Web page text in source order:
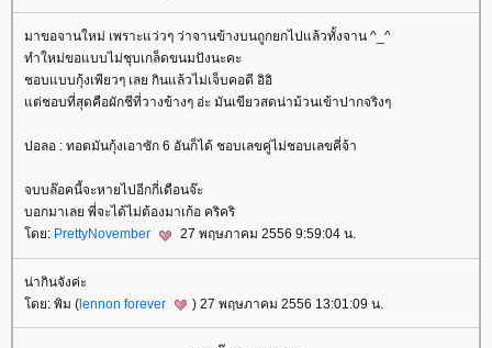
มาขอจานใหม่ เพราะแว่วๆ ว่าจานข้างบนถูกยกไปแล้วทั้งจาน ^_^
ทำใหม่ขอแบบไม่ชุบเกล็ดขนมปังนะคะ
ชอบแบบกุ้งเพียวๆ เลย กินแล้วไม่เจ็บคอดี อิอิ
ต่ชอบที่สุดคือผักชีที่วางข้างๆ อ่ะ มันเขียวสดน่าม้วนเข้าปากจริงๆ
ปอลอ : ทอดมันกุ้งเอาซัก 6 อันก็ได้ ชอบเลขคู่ไม่ชอบเลขคี่จ้า
จบบล๊อคนี้จะหายไปอีกกี่เดือนจ๊ะ
บอกมาเลย พี่จะได้ไม่ต้องมาเก้อ คริคริ
ดย: PrettyNovember 27 พฤษภาคม 2556 9:59:04 น.
น่ากินจังค่ะ
ดย: พิม (lennon forever ) 27 พฤษภาคม 2556 13:01:09 น.